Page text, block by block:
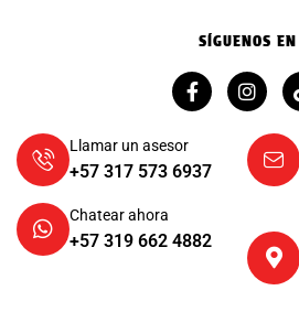
SÍGUENOS EN
Llamar un asesor
+57 317 573 6937
Chatear ahora
+57 319 662 4882